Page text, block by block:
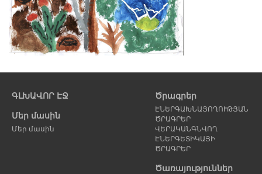
էջ
ԳԼԽԱՎՈՐ ԷՋ
Մեր մասին
Մեր մասին
Ծրագրեր
ԷՆԵՐԳԱԽՆԱՅՈՂՈՒԹՅԱՆ
ԾՐԱԳՐԵՐ
ՎԵՐԱԿԱՆԳՆՎՈՂ
ԷՆԵՐԳԵՏԻԿԱՅԻ
ԾՐԱԳՐԵՐ
Ծառայություններ